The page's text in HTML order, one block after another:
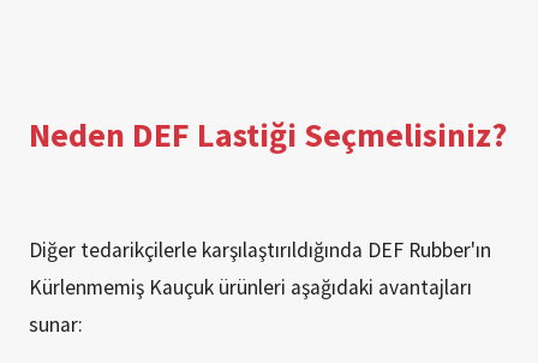
Neden DEF Lastiği Seçmelisiniz?
Diğer tedarikçilerle karşılaştırıldığında DEF Rubber'ın
Kürlenmemiş Kauçuk ürünleri aşağıdaki avantajları
sunar: